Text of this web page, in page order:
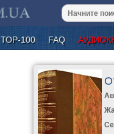
ТОР-100 FAQ